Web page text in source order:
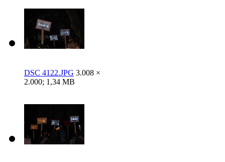
DSC 4122.JPG 3.008 ×
2.000; 1,34 MB